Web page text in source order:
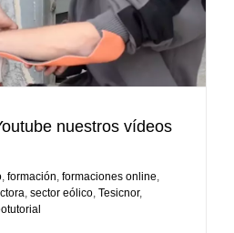
nuestros vídeos
, formación, formaciones online,
, sector eólico, Tesicnor,